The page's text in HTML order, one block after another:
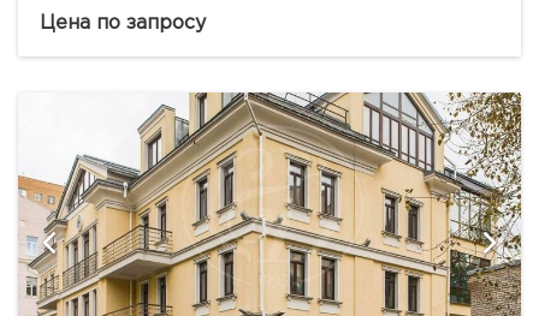
исторические символы страны Кремль и Храм
Цена по запросу